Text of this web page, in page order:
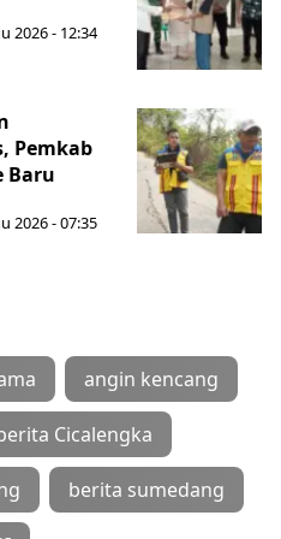
2026 - 12:34
Pemkab
Baru
2026 - 07:35
angin kencang
Cicalengka
berita sumedang